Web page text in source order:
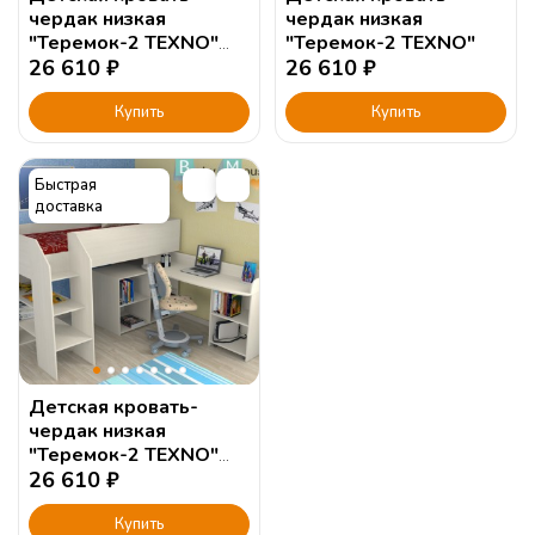
чердак низкая
"Теремок-2 TEXNO"
салатовая
26 610 ₽
Купить
чердак низкая
"Теремок-2 TEXNO"
26 610 ₽
Купить
Быстрая
доставка
Детская кровать-
чердак низкая
"Теремок-2 TEXNO"
дуб молочный
26 610 ₽
Купить